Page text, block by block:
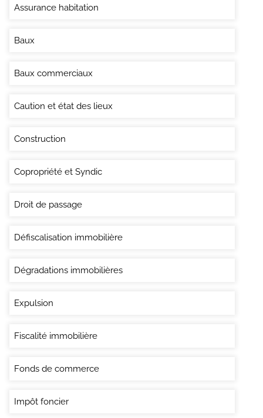
Assurance habitation
Baux
Baux commerciaux
Caution et état des lieux
Construction
Copropriété et Syndic
Droit de passage
Défiscalisation immobilière
Dégradations immobilières
Expulsion
Fiscalité immobilière
Fonds de commerce
Impôt foncier